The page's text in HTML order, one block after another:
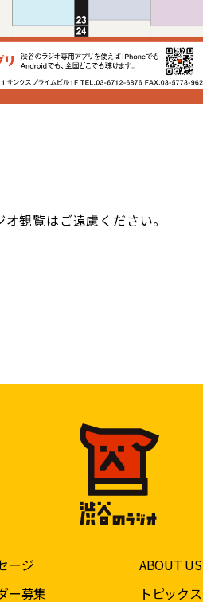
観覧はご遠慮ください。
ージ
ー募集
ABOUT US
トピックス